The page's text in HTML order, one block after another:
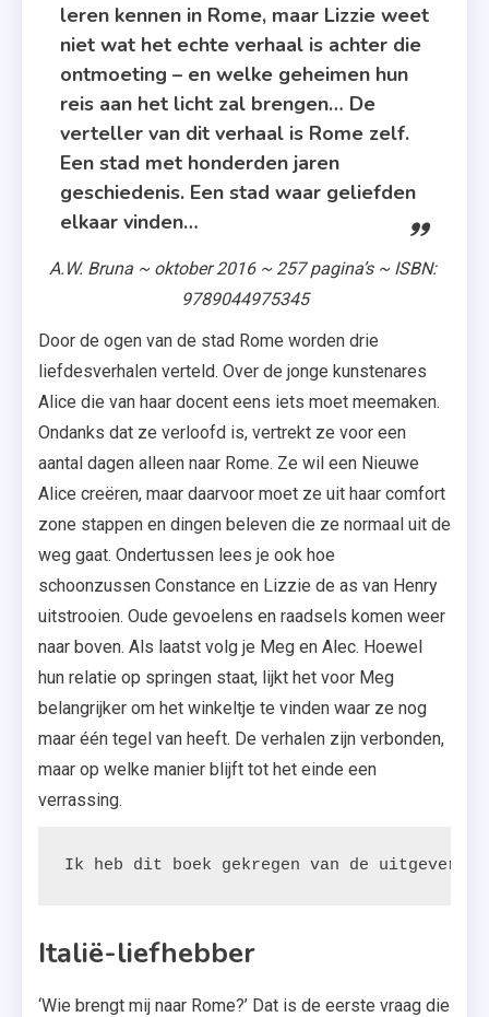
leren kennen in Rome, maar Lizzie weet
niet wat het echte verhaal is achter die
ontmoeting – en welke geheimen hun
reis aan het licht zal brengen… De
verteller van dit verhaal is Rome zelf.
Een stad met honderden jaren
geschiedenis. Een stad waar geliefden
elkaar vinden…
A.W. Bruna ~ oktober 2016 ~ 257 pagina’s ~ ISBN:
9789044975345
Door de ogen van de stad Rome worden drie
liefdesverhalen verteld. Over de jonge kunstenares
Alice die van haar docent eens iets moet meemaken.
Ondanks dat ze verloofd is, vertrekt ze voor een
aantal dagen alleen naar Rome. Ze wil een Nieuwe
Alice creëren, maar daarvoor moet ze uit haar comfort
zone stappen en dingen beleven die ze normaal uit de
weg gaat. Ondertussen lees je ook hoe
schoonzussen Constance en Lizzie de as van Henry
uitstrooien. Oude gevoelens en raadsels komen weer
naar boven. Als laatst volg je Meg en Alec. Hoewel
hun relatie op springen staat, lijkt het voor Meg
belangrijker om het winkeltje te vinden waar ze nog
maar één tegel van heeft. De verhalen zijn verbonden,
maar op welke manier blijft tot het einde een
verrassing.
Ik heb dit boek gekregen van de
Italië-liefhebber
‘Wie brengt mij naar Rome?’ Dat is de eerste vraag die